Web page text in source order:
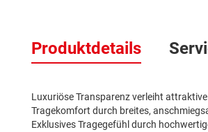
springen
Produktdetails
Luxuriöse Transparenz verleiht
Tragekomfort durch breites,
Exklusives Tragegefühl durch